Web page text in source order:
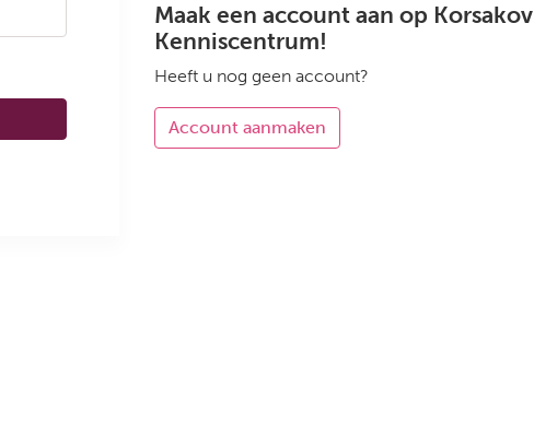
Maak een account aan op Korsakov
Kenniscentrum!
Heeft u nog geen account?
Account aanmaken